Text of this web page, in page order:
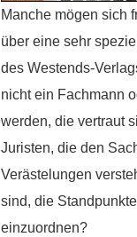
Manche mögen sich
über eine sehr
des Westends-
nicht ein Fachmann
werden, die vertraut
Juristen, die den
Verästelungen
sind, die
einzuordnen?